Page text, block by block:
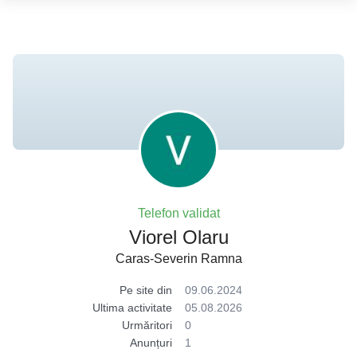
Telefon validat
Viorel Olaru
Caras-Severin Ramna
Pe site din
09.06.2024
Ultima activitate
05.08.2026
Urmăritori
0
Anunțuri
1